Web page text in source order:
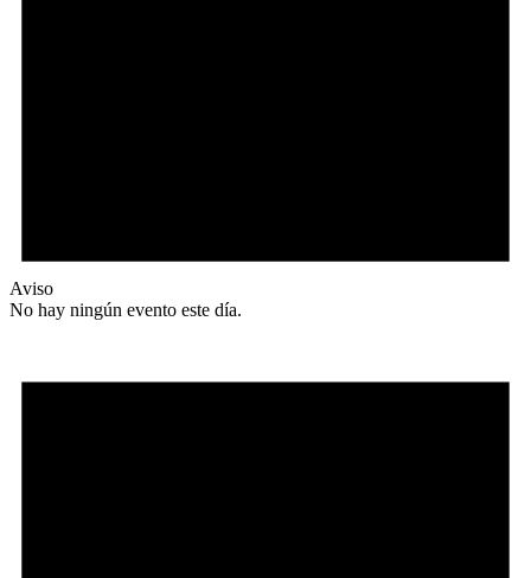
Aviso
No hay ningún evento este día.